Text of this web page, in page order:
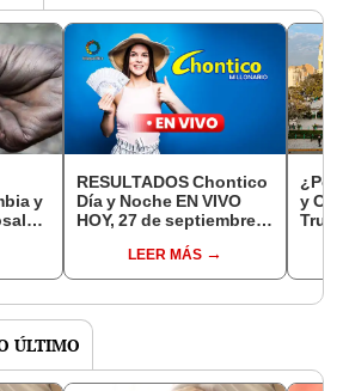
y
RESULTADOS Chontico
Día y Noche EN VIVO
HOY, 27 de septiembre:
Telepacífico con los
números ganadores
LEER MÁS
¿Por
y
ÚLTIMO